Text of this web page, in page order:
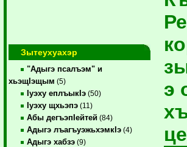
Зытеухуахэр
"Адыгэ псалъэм" и
хьэщIэщым (5)
Iуэху еплъыкIэ (50)
Iуэху щхьэпэ (11)
Абы дегъэпIейтей (84)
Адыгэ лъагъуэжьхэмкIэ (4)
Адыгэ хабзэ (9)
э